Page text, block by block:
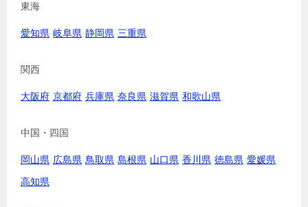
東海
愛知県 岐阜県 静岡県 三重県
関西
大阪府 京都府 兵庫県 奈良県 滋賀県 和歌山県
中国・四国
岡山県 広島県 鳥取県 島根県 山口県 香川県 徳島県 愛媛県
高知県